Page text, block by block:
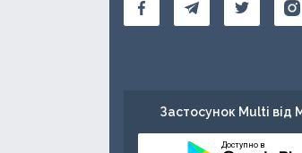
Застосунок Multi від
Доступно в